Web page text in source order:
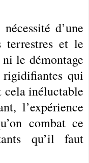
d’une
terrestres et le
le démontage
rigidifiantes qui
cela inéluctable
l’expérience
combat ce
qu’il faut